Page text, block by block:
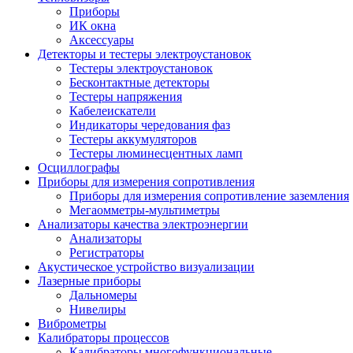
Приборы
ИК окна
Аксессуары
Детекторы и тестеры электроустановок
Тестеры электроустановок
Бесконтактные детекторы
Тестеры напряжения
Кабелеискатели
Индикаторы чередования фаз
Тестеры аккумуляторов
Тестеры люминесцентных ламп
Осциллографы
Приборы для измерения сопротивления
Приборы для измерения сопротивление заземления
Мегаомметры-мультиметры
Анализаторы качества электроэнергии
Анализаторы
Регистраторы
Акустическое устройство визуализации
Лазерные приборы
Дальномеры
Нивелиры
Виброметры
Калибраторы процессов